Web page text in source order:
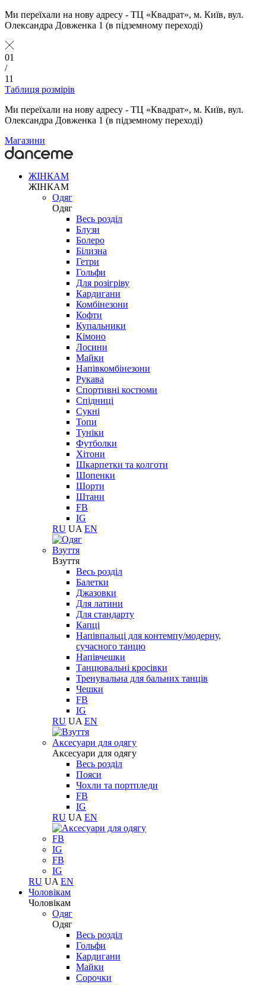
Ми переїхали на нову адресу - ТЦ «Квадрат», м. Київ, вул.
Олександра Довженка 1 (в підземному переході)
01
/
11
Таблиця розмірів
Ми переїхали на нову адресу - ТЦ «Квадрат», м. Київ, вул.
Олександра Довженка 1 (в підземному переході)
Магазини
ЖІНКАМ
ЖІНКАМ
Одяг
Одяг
Весь розділ
Блузи
Болеро
Білизна
Гетри
Гольфи
Для розігріву
Кардигани
Комбінезони
Кофти
Купальники
Кімоно
Лосини
Майки
Напівкомбінезони
Рукава
Спортивні костюми
Спідниці
Сукні
Топи
Туніки
Футболки
Хітони
Шкарпетки та колготи
Шопенки
Шорти
Штани
FB
IG
RU UA EN
Взуття
Взуття
Весь розділ
Балетки
Джазовки
Для латини
Для стандарту
Капці
Напівпальці для контемпу/модерну,
сучасного танцю
Напівчешки
Танцювальні кросівки
Тренувальна для бальних танців
Чешки
FB
IG
RU UA EN
Aксесуари для одягу
Aксесуари для одягу
Весь розділ
Пояси
Чохли та портпледи
FB
IG
RU UA EN
FB
IG
FB
IG
RU UA EN
Чоловікам
Чоловікам
Одяг
Одяг
Весь розділ
Гольфи
Кардигани
Майки
Сорочки